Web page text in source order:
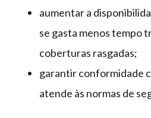
aumentar a
se gasta menos tempo
coberturas rasgadas;
garantir conformidade
atende às normas de